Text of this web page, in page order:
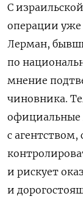
С
операции уже
Лерман,
по
мнение
чиновника.
официальные
с
и рискует
и